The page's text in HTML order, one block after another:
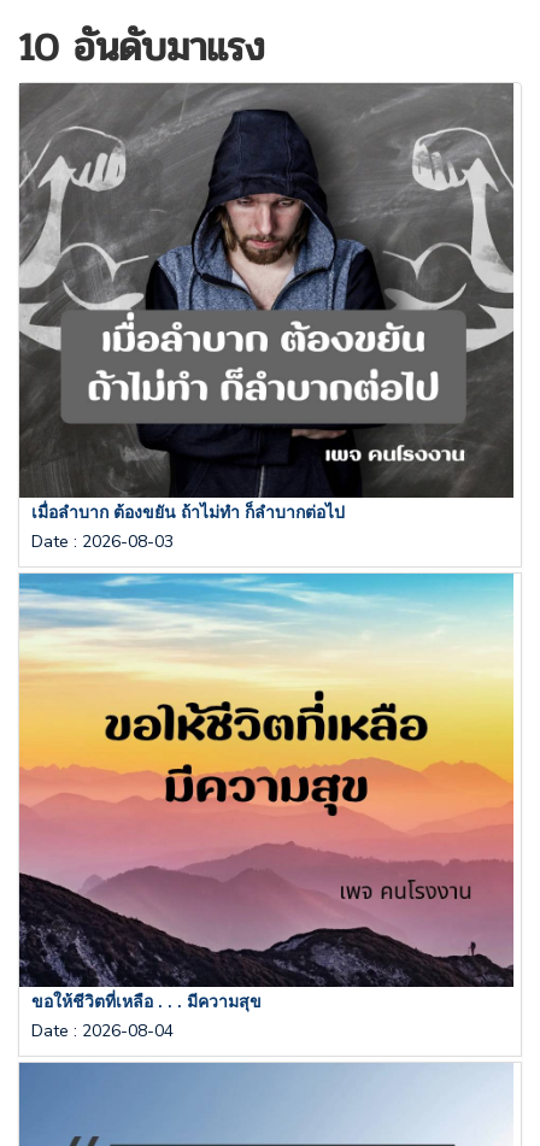
บริษัท เสาวภา ซิสเต็ม…
10 อันดับมาแรง
เมื่อลำบาก ต้องขยัน ถ้าไม่ทำ ก็ลำบากต่อไป
Date : 2026-08-03
ขอให้ชีวิตที่เหลือ . . . มีความสุข
Date : 2026-08-04